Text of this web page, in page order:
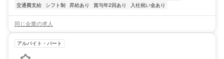
交通費支給
シフト制 昇給あり 賞与年2回あり 入社祝い金あり
同じ企業の求人
アルバイト・パート